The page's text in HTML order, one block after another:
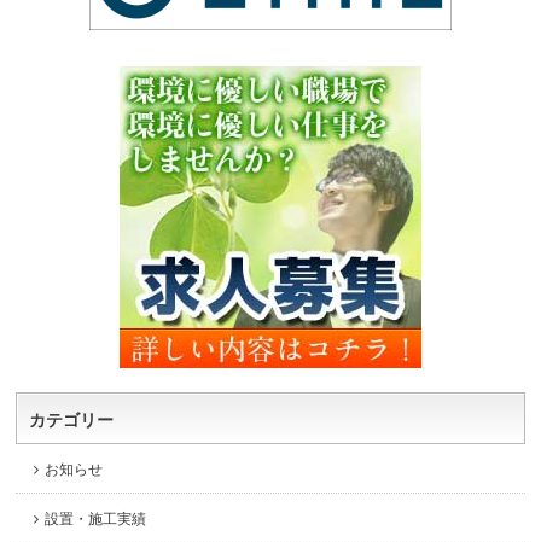
カテゴリー
お知らせ
設置・施工実績